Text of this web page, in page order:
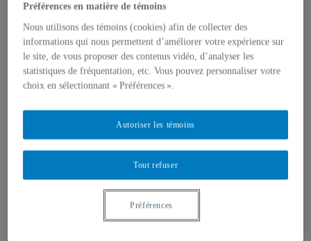
1) Écocitoyenneté et justice
2) Prismes socioculturels
3) Art et créativité
4) Formation initiale et continue
➜ Autochtonisation
Projets fondateurs et passés
Publications
Publications des membres
Publications du Centr’ERE
Formation
Cours et programmes de formation
Vers une Stratégie québécoise
Contributions aux débats publics
Préférences en matière de témoins
Nous utilisons des témoins (cookies) afin de collecter des
informations qui nous permettent d’améliorer votre expérience sur
le site, de vous proposer des contenus vidéo, d’analyser les
statistiques de fréquentation, etc. Vous pouvez personnaliser votre
choix en sélectionnant « Préférences ».
Tout refuser
Autoriser les témoins
Préférences